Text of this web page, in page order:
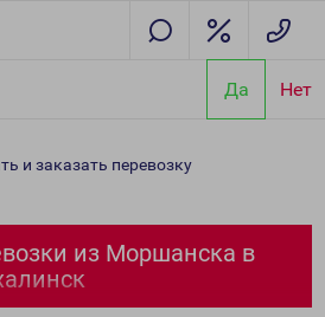
Да Нет
и заказать перевозку
из Моршанска в